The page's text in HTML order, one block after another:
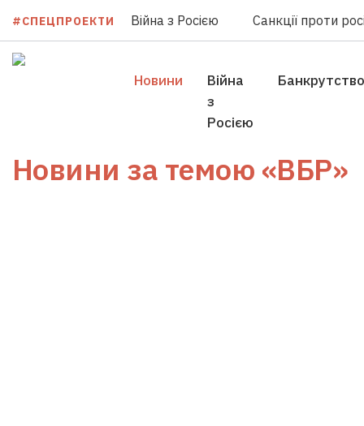
#СПЕЦПРОЕКТИ Війна з Росією Санкції проти
Новини
Війна
з
Росією
Банкрутство
Новини за темою «ВБР»